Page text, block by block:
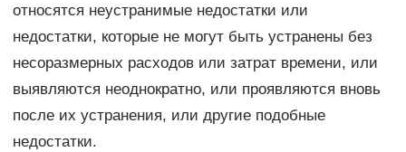
относятся неустранимые недостатки или
недостатки, которые не могут быть устранены без
несоразмерных расходов или затрат времени, или
выявляются неоднократно, или проявляются вновь
после их устранения, или другие подобные
недостатки.